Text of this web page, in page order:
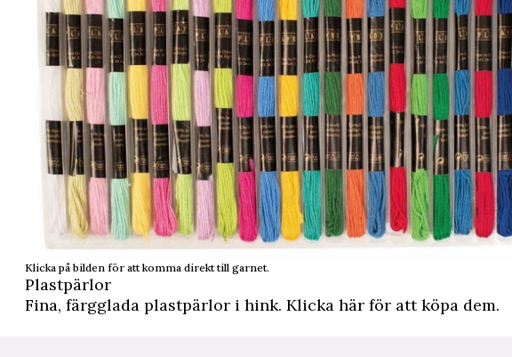
Klicka på bilden för att komma direkt till garnet.
Plastpärlor
Fina, färgglada plastpärlor i hink. Klicka här för att köpa dem.